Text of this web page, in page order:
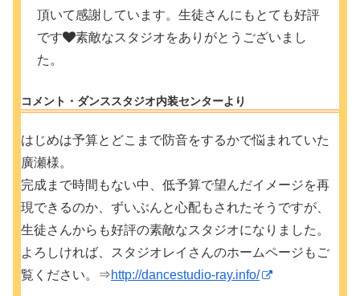
頂いて感謝しています。生徒さんにもとても好評
です
素敵なスタジオをありがとうございまし
た。
コメント・ダンススタジオ内装センターより
はじめは予算とどこまで防音をするかで悩まれていた
廣瀬様。
完成まで時間もない中、低予算で望んだイメージを再
現できるのか、ずいぶんと心配もされたそうですが、
生徒さんからも好評の素敵なスタジオになりました。
よろしければ、スタジオレイさんのホームページもご
覧ください。⇒http://dancestudio-ray.info/